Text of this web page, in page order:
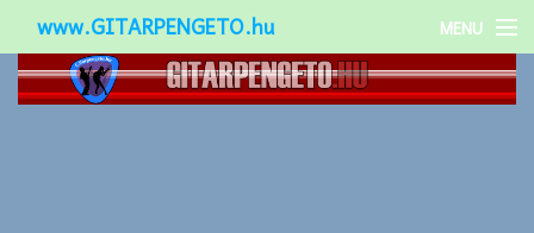
www.GITARPENGETO.hu MENU
Népszerű-